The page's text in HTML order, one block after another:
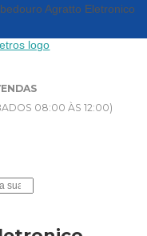
08:00 ÀS 12:00)
Agratto Eletronico